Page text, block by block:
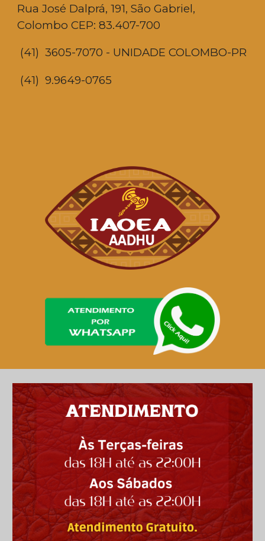
Rua José Dalprá, 191, São Gabriel,
Colombo CEP: 83.407-700
(41) 3605-7070 - UNIDADE COLOMBO-PR
(41) 9.9649-0765